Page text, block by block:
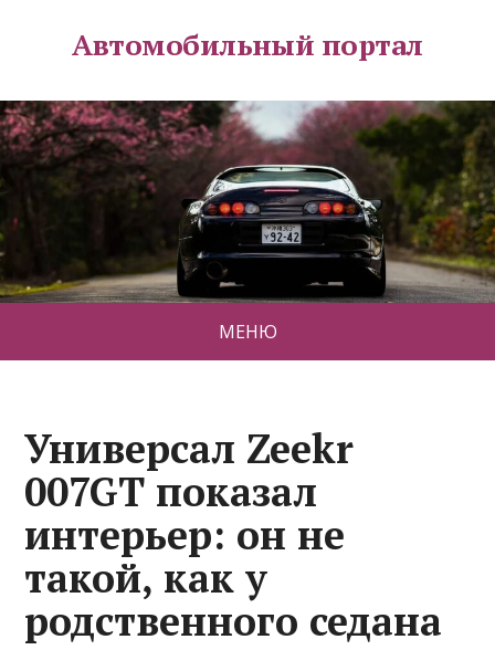
Автомобильный портал
МЕНЮ
Универсал Zeekr
007GT показал
интерьер: он не
такой, как у
родственного седана